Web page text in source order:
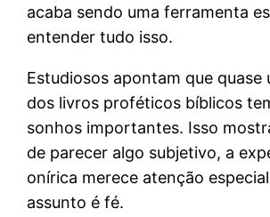
acaba sendo uma ferramenta
entender tudo isso.
Estudiosos apontam que quase
dos livros proféticos bíblicos
sonhos importantes. Isso
de parecer algo subjetivo, a
onírica merece atenção
assunto é fé.